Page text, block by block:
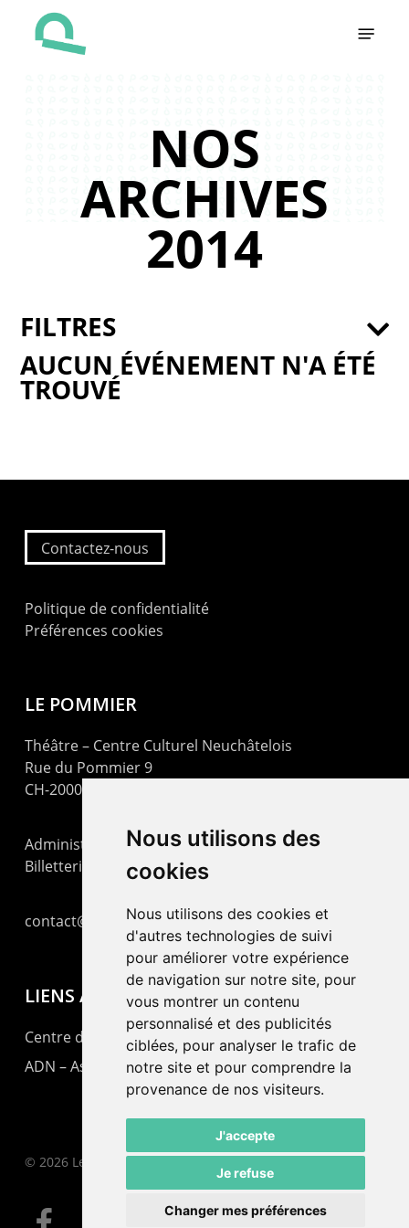
Nous utilisons des
cookies
Nous utilisons des cookies et
d'autres technologies de suivi
pour améliorer votre expérience
de navigation sur notre site, pour
vous montrer un contenu
personnalisé et des publicités
ciblées, pour analyser le trafic de
notre site et pour comprendre la
provenance de nos visiteurs.
J'accepte
Je refuse
Changer mes préférences
NOS
ARCHIVES
2014
AUCUN ÉVÉNEMENT N'A ÉTÉ
TROUVÉ
FILTRES
Contactez-nous
Politique de confidentialité
Préférences cookies
LE POMMIER
Théâtre – Centre Culturel Neuchâtelois
Rue du Pommier 9
CH-2000 Neuchâtel
Administration : +41 32 725 03 03
Billetterie : +41 32 725 05 05
contact@lepommier.ch
LIENS AMIS
Centre de culture ABC
ADN – Association Danse Neuchâtel
© 2026 Le Pommier.
facebook email